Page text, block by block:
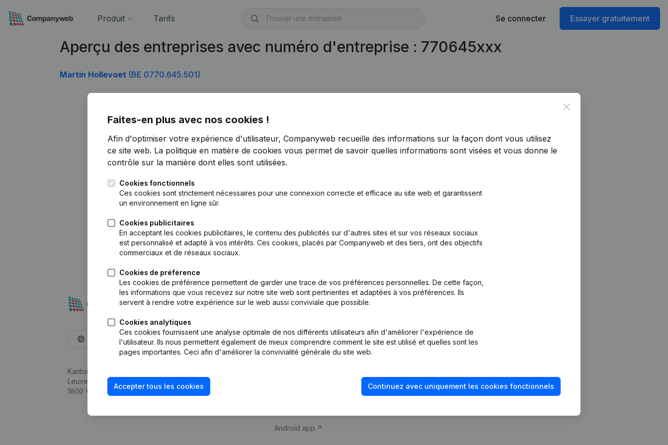
Produit Tarifs Se connecter Essayer gratuitement
Aperçu des entreprises avec numéro d'entreprise : 770645xxx
Martin Hollevoet (BE 0770.645.501)
Close
Faites-en plus avec nos cookies !
Afin d'optimiser votre expérience d'utilisateur, Companyweb recueille des informations sur la façon dont vous utilisez
ce site web. La politique en matière de cookies vous permet de savoir quelles informations sont visées et vous donne le
contrôle sur la manière dont elles sont utilisées.
Cookies fonctionnels
Ces cookies sont strictement nécessaires pour une connexion correcte et efficace au site web et garantissent
un environnement en ligne sûr.
Cookies publicitaires
En acceptant les cookies publicitaires, le contenu des publicités sur d'autres sites et sur vos réseaux sociaux
est personnalisé et adapté à vos intérêts. Ces cookies, placés par Companyweb et des tiers, ont des objectifs
commerciaux et de réseaux sociaux.
Cookies de préférence
Les cookies de préférence permettent de garder une trace de vos préférences personnelles. De cette façon,
les informations que vous recevez sur notre site web sont pertinentes et adaptées à vos préférences. Ils
servent à rendre votre expérience sur le web aussi conviviale que possible.
Cookies analytiques
Ces cookies fournissent une analyse optimale de nos différents utilisateurs afin d'améliorer l'expérience de
l'utilisateur. Ils nous permettent également de mieux comprendre comment le site est utilisé et quelles sont les
pages importantes. Ceci afin d'améliorer la convivialité générale du site web.
Accepter tous les cookies Continuez avec uniquement les cookies fonctionnels
Français
Kantorenpark Everest
Leuvensesteenweg 248D,
1800 Vilvoorde
Produit
d’entreprise
Monitoring
Android app
fraude
Consulter des comptes annuels
Vérification de la solvabilité